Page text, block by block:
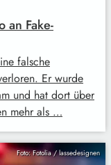
Fake-
falsche
Er wurde
und hat dort über
mehr als …
Foto: Fotolia / lassedesignen